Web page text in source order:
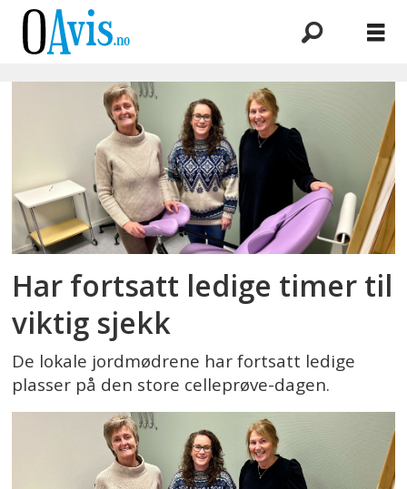
Emne:
celleprøvedag
Har fortsatt ledige timer til
viktig sjekk
De lokale jordmødrene har fortsatt ledige
plasser på den store celleprøve-dagen.